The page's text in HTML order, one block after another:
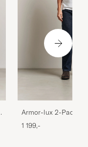
Armor-lux 2-Pack
T-Shirt White/White
1 199,-